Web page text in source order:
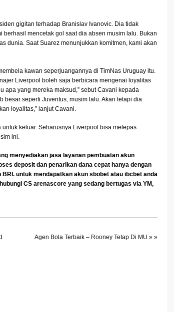
gigitan terhadap Branislav Ivanovic. Dia tidak
mencetak gol saat dia absen musim lalu. Bukan
dunia. Saat Suarez menunjukkan komitmen, kami akan
kawan seperjuangannya di TimNas Uruguay itu.
Liverpool boleh saja berbicara mengenai loyalitas
apa yang mereka maksud,” sebut Cavani kepada
besar seperti Juventus, musim lalu. Akan tetapi dia
loyalitas,” lanjut Cavani.
keluar. Seharusnya Liverpool bisa melepas
ini.
menyediakan jasa layanan pembuatan akun
deposit dan penarikan dana cepat hanya dengan
untuk mendapatkan akun sbobet atau ibcbet anda
CS arenascore yang sedang bertugas via YM,
Agen Bola Terbaik – Rooney Tetap Di MU » »